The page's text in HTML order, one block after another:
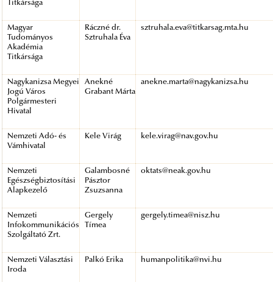
Titkársága
Magyar
Tudományos
Akadémia
Titkársága
Ráczné dr.
Sztruhala Éva
sztruhala.eva@titkarsag.mta.hu
Nagykanizsa Megyei
Jogú Város
Polgármesteri
Hivatal
Anekné
Grabant Márta
anekne.marta@nagykanizsa.hu
Nemzeti Adó- és
Vámhivatal
Kele Virág kele.virag@nav.gov.hu
Nemzeti
Egészségbiztosítási
Alapkezelő
Galambosné
Pásztor
Zsuzsanna
oktats@neak.gov.hu
Nemzeti
Infokommunikációs
Szolgáltató Zrt.
Gergely
Tímea
gergely.timea@nisz.hu
Nemzeti Választási
Iroda
Palkó Erika humanpolitika@nvi.hu